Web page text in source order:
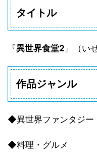
タイトル
『異世界食堂2』（い
作品ジャンル
◆異世界ファンタジー
◆料理・グルメ